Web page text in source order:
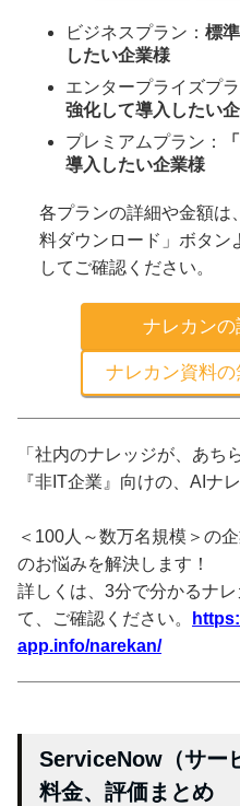
ビジネスプラン： 標
したい企業様
エンタープライズプラ
強化して導入したい
プレミアムプラン：
導入したい企業様
各プランの詳細や金額は
料ダウンロード」ボタン
してご確認ください。
ナレカンの
ナレカン資料
「社内のナレッジが、あち
『非IT企業』向けの、AIナ
＜100人～数万名規模＞の
のお悩みを解決します！
詳しくは、3分で分かるナ
て、ご確認ください。
app.info/narekan/
ServiceNow（サー
料金、評価まとめ